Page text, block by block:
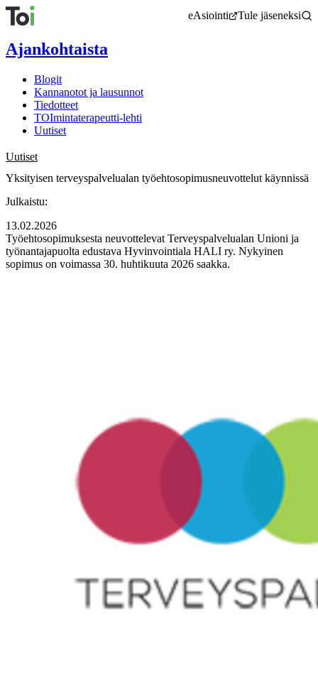
Siirry
sisältöön
eAsiointi Tule jäseneksi
Ajankohtaista
Blogit
Kannanotot ja lausunnot
Tiedotteet
TOImintaterapeutti-lehti
Uutiset
Uutiset
Yksityisen terveyspalvelualan työehtosopimusneuvottelut käynnissä
Julkaistu:
13.02.2026
Työehtosopimuksesta neuvottelevat Terveyspalvelualan Unioni ja
työnantajapuolta edustava Hyvinvointiala HALI ry. Nykyinen
sopimus on voimassa 30. huhtikuuta 2026 saakka.